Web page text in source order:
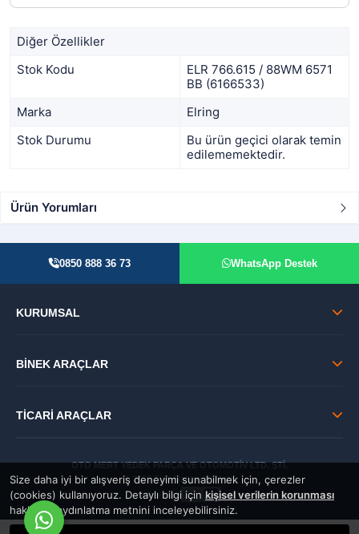
Size daha iyi bir alışveriş deneyimi sunabilmek için, çerezler
(cookies) kullanıyoruz. Detaylı bilgi için kişisel verilerin korunması
hakkında aydınlatma metnini inceleyebilirsiniz.
Diğer Özellikler
Stok Kodu
ELR 766.615 / 88WM 6571
BB (6166533)
Marka
Elring
Stok Durumu
Bu ürün geçici olarak temin
edilememektedir.
Ürün Yorumları
0850 888 36 73 WhatsApp Destek
KURUMSAL
BİNEK ARAÇLAR
TİCARİ ARAÇLAR
OTO MERT YEDEK PARÇA VE OTOMOTİV LTD. ŞTİ.
© 2026 Tüm Hakları Saklıdır.
GÜVENLİ: